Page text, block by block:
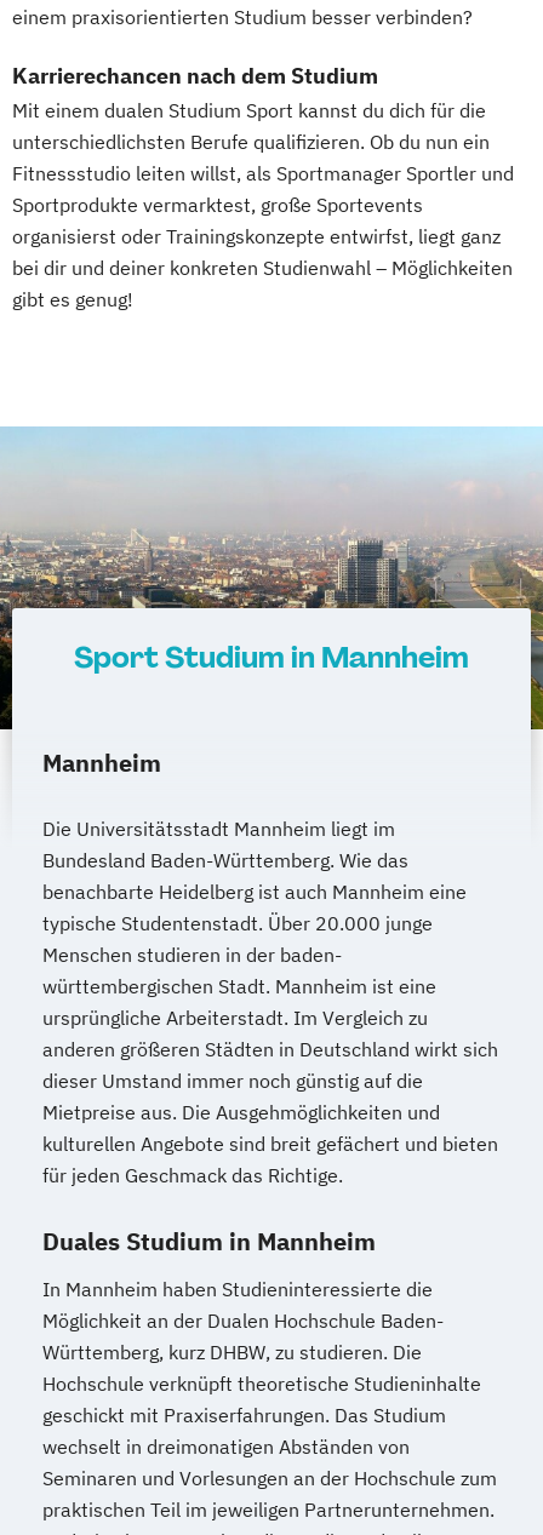
einem praxisorientierten Studium besser verbinden?
Karrierechancen nach dem Studium
Mit einem dualen Studium Sport kannst du dich für die
unterschiedlichsten Berufe qualifizieren. Ob du nun ein
Fitnessstudio leiten willst, als Sportmanager Sportler und
Sportprodukte vermarktest, große Sportevents
organisierst oder Trainingskonzepte entwirfst, liegt ganz
bei dir und deiner konkreten Studienwahl – Möglichkeiten
gibt es genug!
Sport Studium in Mannheim
Mannheim
Die Universitätsstadt Mannheim liegt im
Bundesland Baden-Württemberg. Wie das
benachbarte Heidelberg ist auch Mannheim eine
typische Studentenstadt. Über 20.000 junge
Menschen studieren in der baden-
württembergischen Stadt. Mannheim ist eine
ursprüngliche Arbeiterstadt. Im Vergleich zu
anderen größeren Städten in Deutschland wirkt sich
dieser Umstand immer noch günstig auf die
Mietpreise aus. Die Ausgehmöglichkeiten und
kulturellen Angebote sind breit gefächert und bieten
für jeden Geschmack das Richtige.
Duales Studium in Mannheim
In Mannheim haben Studieninteressierte die
Möglichkeit an der Dualen Hochschule Baden-
Württemberg, kurz DHBW, zu studieren. Die
Hochschule verknüpft theoretische Studieninhalte
geschickt mit Praxiserfahrungen. Das Studium
wechselt in dreimonatigen Abständen von
Seminaren und Vorlesungen an der Hochschule zum
praktischen Teil im jeweiligen Partnerunternehmen.